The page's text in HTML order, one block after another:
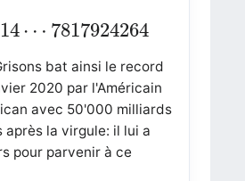
14⋯ 7817924264
14 ⋯ 7817924264
bat ainsi le record
2020 par l'Américain
avec 50'000 milliards
après la virgule: il lui a
pour parvenir à ce